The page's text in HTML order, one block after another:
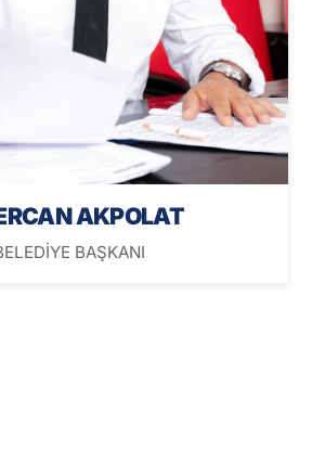
AKPOLAT
BAŞKANI